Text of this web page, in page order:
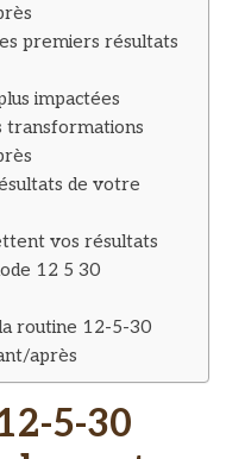
premiers résultats
impactées
transformations
de votre
vos résultats
12 5 30
routine 12-5-30
après
5-30